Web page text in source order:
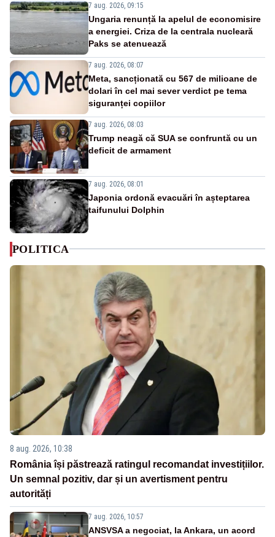
7 aug. 2026, 09:15
Ungaria renunță la apelul de economisire
a energiei. Criza de la centrala nucleară
Paks se atenuează
7 aug. 2026, 08:07
Meta, sancționată cu 567 de milioane de
dolari în cel mai sever verdict pe tema
siguranței copiilor
7 aug. 2026, 08:03
Trump neagă că SUA se confruntă cu un
deficit de armament
7 aug. 2026, 08:01
Japonia ordonă evacuări în așteptarea
taifunului Dolphin
POLITICA
8 aug. 2026, 10:38
România își păstrează ratingul recomandat investițiilor.
Un semnal pozitiv, dar și un avertisment pentru
autorități
7 aug. 2026, 10:57
ANSVSA a negociat, la Ankara, un acord